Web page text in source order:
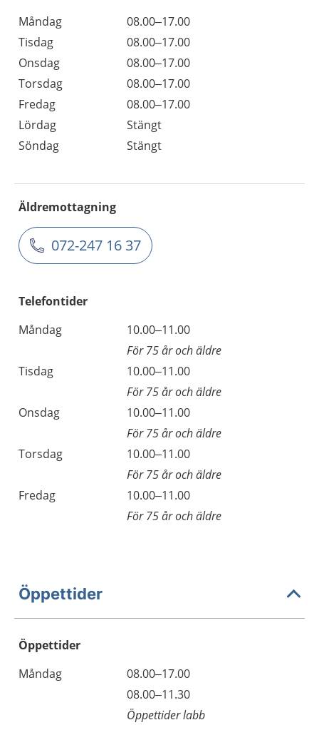
Måndag
08.00–17.00
Tisdag
08.00–17.00
Onsdag
08.00–17.00
Torsdag
08.00–17.00
Fredag
08.00–17.00
Lördag
Stängt
Söndag
Stängt
Äldremottagning
072-247 16 37
Telefontider
Måndag
10.00–11.00
För 75 år och äldre
Tisdag
10.00–11.00
För 75 år och äldre
Onsdag
10.00–11.00
För 75 år och äldre
Torsdag
10.00–11.00
För 75 år och äldre
Fredag
10.00–11.00
För 75 år och äldre
Öppettider
Öppettider
Dag
Öppettider
Kommentarer
Måndag
08.00–17.00
08.00–11.30
Öppettider labb